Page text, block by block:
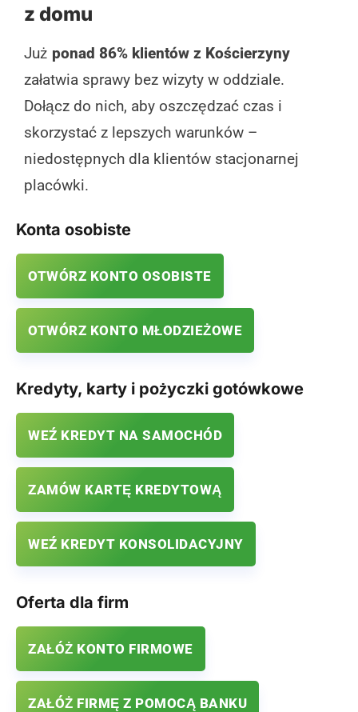
z domu
Już ponad 86% klientów z Kościerzyny
załatwia sprawy bez wizyty w oddziale.
Dołącz do nich, aby oszczędzać czas i
skorzystać z lepszych warunków –
niedostępnych dla klientów stacjonarnej
placówki.
Konta osobiste
OTWÓRZ KONTO OSOBISTE
OTWÓRZ KONTO MŁODZIEŻOWE
Kredyty, karty i pożyczki gotówkowe
WEŹ KREDYT NA SAMOCHÓD
ZAMÓW KARTĘ KREDYTOWĄ
WEŹ KREDYT KONSOLIDACYJNY
Oferta dla firm
ZAŁÓŻ KONTO FIRMOWE
ZAŁÓŻ FIRMĘ Z POMOCĄ BANKU